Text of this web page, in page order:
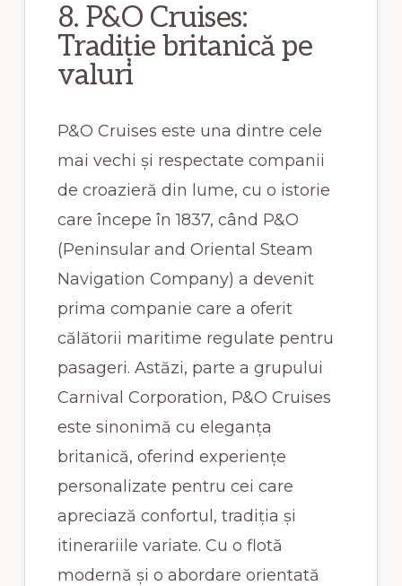
8. P&O Cruises:
Tradiție britanică pe
valuri
P&O Cruises este una dintre cele
mai vechi și respectate companii
de croazieră din lume, cu o istorie
care începe în 1837, când P&O
(Peninsular and Oriental Steam
Navigation Company) a devenit
prima companie care a oferit
călătorii maritime regulate pentru
pasageri. Astăzi, parte a grupului
Carnival Corporation, P&O Cruises
este sinonimă cu eleganța
britanică, oferind experiențe
personalizate pentru cei care
apreciază confortul, tradiția și
itinerariile variate. Cu o flotă
modernă și o abordare orientată